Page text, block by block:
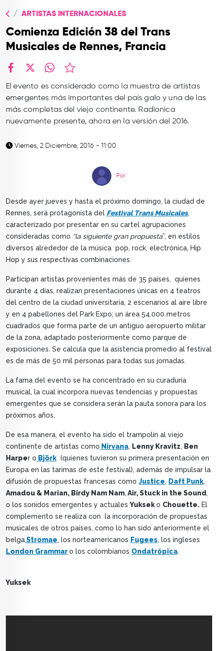
CONTACTO
ARTISTAS INTERNACIONALES
Comienza Edición 38 del Trans
Musicales de Rennes, Francia
El evento es considerado como la muestra de artistas
emergentes más importantes del país galo y una de las
más completas del viejo continente. Radionica
nuevamente presente, ahora en la versión del 2016.
Viernes, 2 Diciembre, 2016 - 11:00
Por:
Desde ayer jueves y hasta el próximo domingo, la ciudad de
Rennes, será protagonista del Festival Trans Musicales,
caracterizado por presentar en su cartel agrupaciones
consideradas como “la siguiente gran propuesta”, en estilos
diversos alrededor de la música pop, rock, electrónica, Hip
Hop y sus respectivas combinaciones.
Participan artistas provenientes más de 35 países, quienes
durante 4 días, realizan presentaciones únicas en 4 teatros
del centro de la ciudad universitaria, 2 escenarios al aire libre
y en 4 pabellones del Park Expo; un área 54.000 metros
cuadrados que forma parte de un antiguo aeropuerto militar
de la zona, adaptado posteriormente como parque de
exposiciones. Se calcula que la asistencia promedio al festival
es de más de 50 mil personas para todas sus jornadas.
La fama del evento se ha concentrado en su curaduría
musical, la cual incorpora nuevas tendencias y propuestas
emergentes que se considera serán la pauta sonora para los
próximos años.
De esa manera, el evento ha sido el trampolín al viejo
continente de artistas como Nirvana, Lenny Kravitz, Ben
Harper o Björk(quienes tuvieron su primera presentación en
Europa en las tarimas de este festival), además de impulsar la
difusión de propuestas francesas como Justice, Daft Punk,
Amadou & Marian, Birdy Nam Nam, Air, Stuck in the Sound,
o los sonidos emergentes y actualesYukseko Chouette. El
complemento se realiza con la incorporación de propuestas
musicales de otros países, como lo han sido anteriormente el
belgaStromae, los norteamericanos Fugees, los ingleses
London Grammaro los colombianos Ondatrópica.
Yuksek